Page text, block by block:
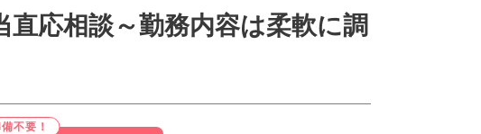
応相談～勤務内容は柔軟に調